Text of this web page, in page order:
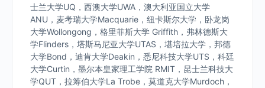
士兰大学UQ，西澳大学UWA，澳大利亚国立大学
ANU，麦考瑞大学Macquarie，纽卡斯尔大学，卧龙岗
大学Wollongong，格里菲斯大学 Griffith，弗林德斯大
学Flinders，塔斯马尼亚大学UTAS，堪培拉大学，邦德
大学Bond，迪肯大学Deakin，悉尼科技大学UTS，科廷
大学Curtin，墨尔本皇家理工学院 RMIT，昆士兰科技大
学QUT，拉筹伯大学La Trobe，莫道克大学Murdoch，